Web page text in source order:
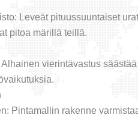
Leveät pituussuuntaiset
pitoa märillä teillä.
Alhainen vierintävastus
Pintamallin rakenne